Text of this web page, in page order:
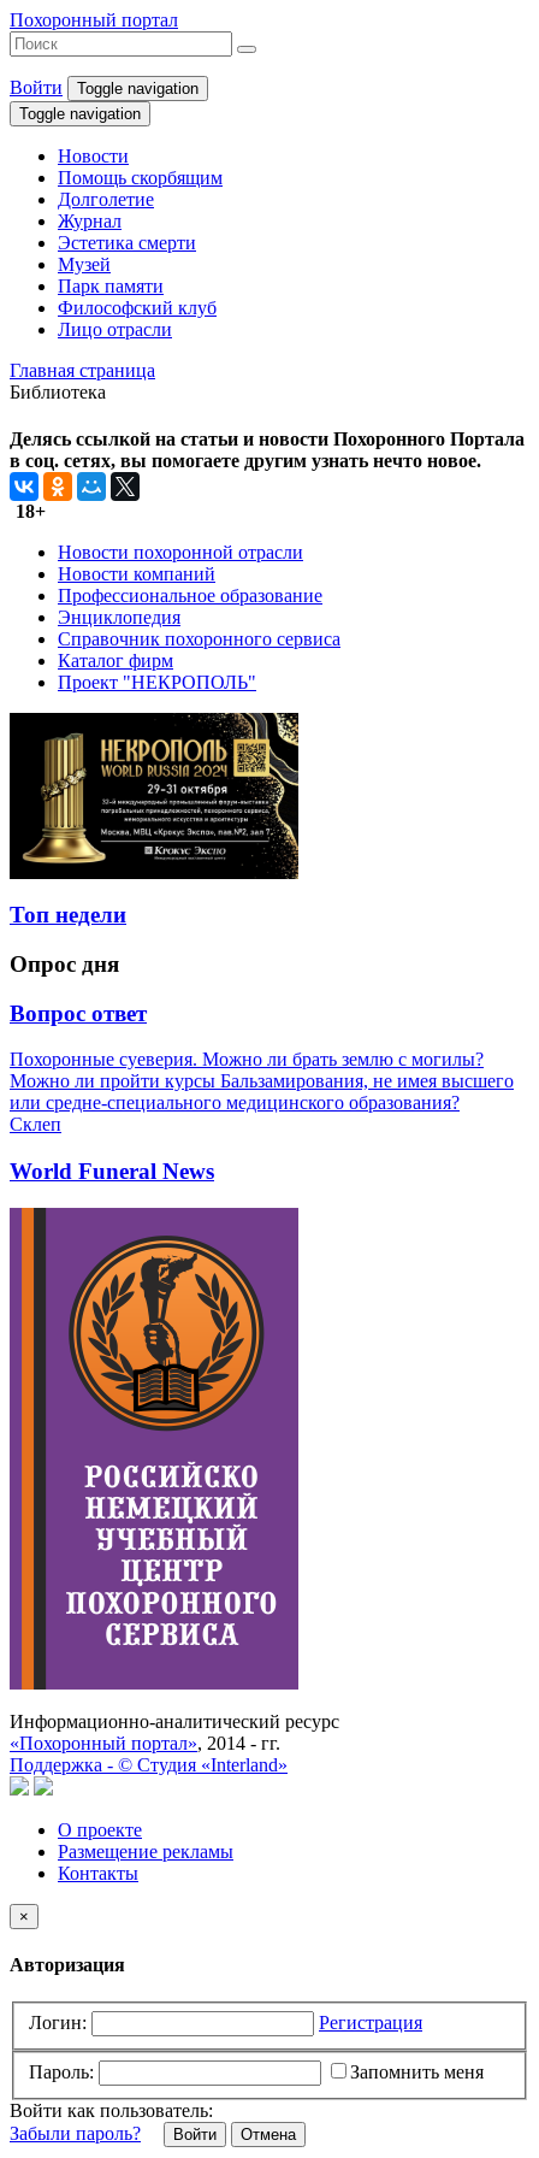
Похоронный портал
Войти
Toggle navigation
Toggle navigation
Новости
Помощь скорбящим
Долголетие
Журнал
Эстетика смерти
Музей
Парк памяти
Философский клуб
Лицо отрасли
Главная страница
Библиотека
Делясь ссылкой на статьи и новости Похоронного Портала
в соц. сетях, вы помогаете другим узнать нечто новое.
18+
Новости похоронной отрасли
Новости компаний
Профессиональное образование
Энциклопедия
Справочник похоронного сервиса
Каталог фирм
Проект "НЕКРОПОЛЬ"
Топ недели
Опрос дня
Вопрос ответ
Похоронные суеверия. Можно ли брать землю с могилы?
Можно ли пройти курсы Бальзамирования, не имея высшего
или средне-специального медицинского образования?
Склеп
World Funeral News
Информационно-аналитический ресурс
«Похоронный портал», 2014 - гг.
Поддержка - © Cтудия «Interland»
О проекте
Размещение рекламы
Контакты
×
Авторизация
Логин: Регистрация
Пароль:
Запомнить меня
Войти как пользователь:
Забыли пароль?
Отмена